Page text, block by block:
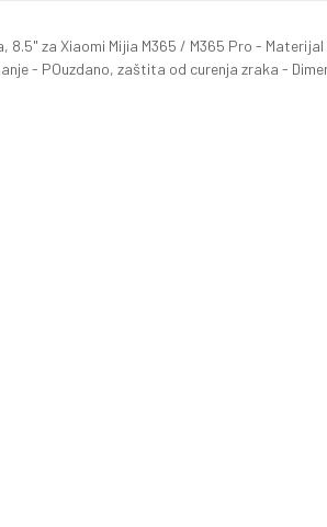
8.5" za Xiaomi Mijia M365 / M365 Pro -
- POuzdano, zaštita od curenja zraka -